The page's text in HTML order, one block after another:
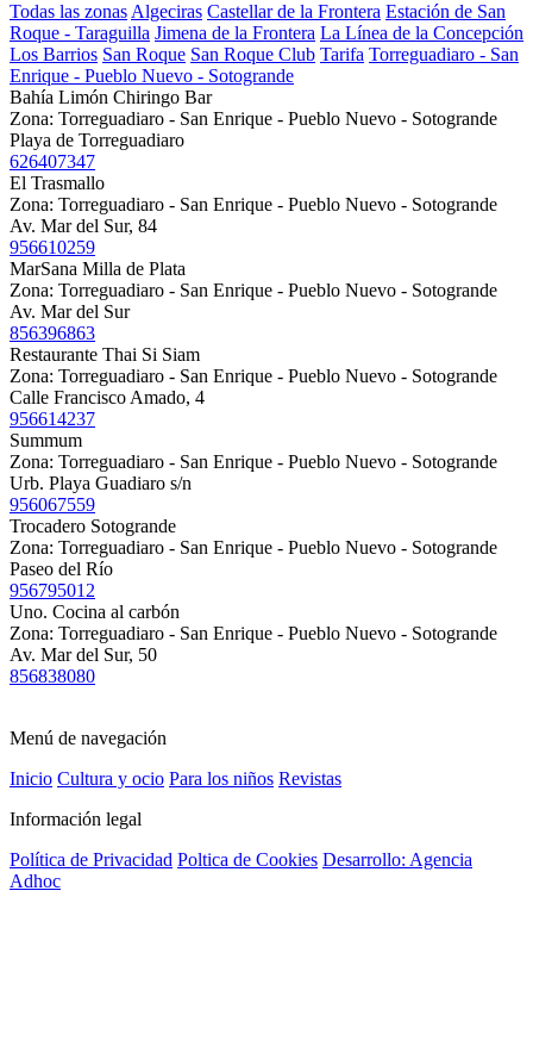
Todas las zonasAlgeciras Castellar de la Frontera Estación de San
Roque - Taraguilla Jimena de la Frontera La Línea de la Concepción
Los Barrios San Roque San Roque Club Tarifa Torreguadiaro - San
Enrique - Pueblo Nuevo - Sotogrande
Bahía Limón Chiringo Bar
Zona: Torreguadiaro - San Enrique - Pueblo Nuevo - Sotogrande
Playa de Torreguadiaro
626407347
El Trasmallo
Zona: Torreguadiaro - San Enrique - Pueblo Nuevo - Sotogrande
Av. Mar del Sur, 84
956610259
MarSana Milla de Plata
Zona: Torreguadiaro - San Enrique - Pueblo Nuevo - Sotogrande
Av. Mar del Sur
856396863
Restaurante Thai Si Siam
Zona: Torreguadiaro - San Enrique - Pueblo Nuevo - Sotogrande
Calle Francisco Amado, 4
956614237
Summum
Zona: Torreguadiaro - San Enrique - Pueblo Nuevo - Sotogrande
Urb. Playa Guadiaro s/n
956067559
Trocadero Sotogrande
Zona: Torreguadiaro - San Enrique - Pueblo Nuevo - Sotogrande
Paseo del Río
956795012
Uno. Cocina al carbón
Zona: Torreguadiaro - San Enrique - Pueblo Nuevo - Sotogrande
Av. Mar del Sur, 50
856838080
Menú de navegación
Inicio Cultura y ocio Para los niños Revistas
Información legal
Política de Privacidad Poltica de Cookies Desarrollo: Agencia
Adhoc